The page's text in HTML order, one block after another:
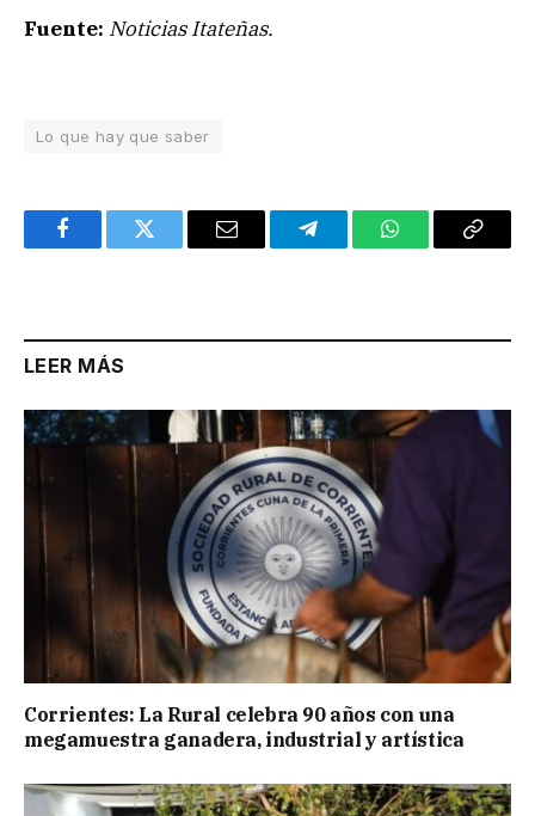
Fuente: Noticias Itateñas.
Lo que hay que saber
FacebookTwitter Email TelegramWhatsAppCopy
LEER MÁS
Corrientes: La Rural celebra 90 años con una
megamuestra ganadera, industrial y artística